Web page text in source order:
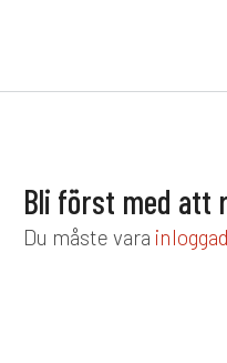
Bli först med att
Du måste vara